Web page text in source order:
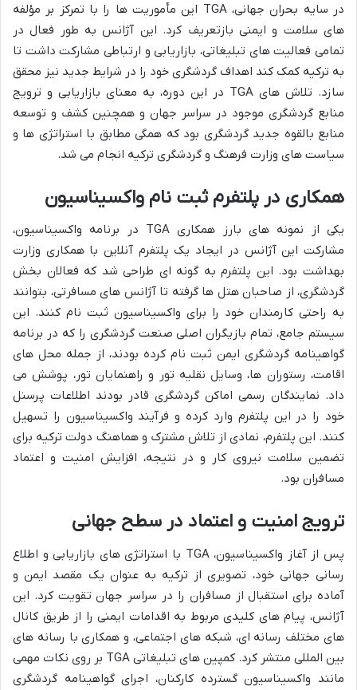
در سایه بحران جهانی، TGA این مأموریت ها را با تمرکز بر مؤلفه
های سلامت و ایمنی بازتعریف کرد. این آژانس به طور فعال در
تمامی فعالیت های تبلیغاتی، بازاریابی و ارتباطی مشارکت داشت تا
به ترکیه کمک کند اهداف گردشگری خود را در شرایط جدید نیز محقق
سازد. تلاش های TGA در این دوره، به معنای بازاریابی و ترویج
منابع گردشگری موجود در سراسر جهان و همچنین کشف و توسعه
منابع بالقوه جدید گردشگری بود که همگی مطابق با استراتژی ها و
سیاست های وزارت فرهنگ و گردشگری ترکیه انجام می شد.
همکاری در پلتفرم ثبت نام واکسیناسیون
یکی از نمونه های بارز همکاری TGA در برنامه واکسیناسیون،
مشارکت این آژانس در ایجاد یک پلتفرم آنلاین با همکاری وزارت
بهداشت بود. این پلتفرم به گونه ای طراحی شد که فعالان بخش
گردشگری، از صاحبان هتل ها گرفته تا آژانس های مسافرتی، بتوانند
به راحتی کارمندان خود را برای واکسیناسیون ثبت نام کنند. این
سیستم جامع، تمام بازیگران اصلی صنعت گردشگری را که در برنامه
گواهینامه گردشگری ایمن ثبت نام کرده بودند، از جمله محل های
اقامت، رستوران ها، وسایل نقلیه تور و راهنمایان تور، پوشش می
داد. نمایندگان رسمی اماکن گردشگری قادر بودند اطلاعات پرسنل
خود را در این پلتفرم وارد کرده و فرآیند واکسیناسیون را تسهیل
کنند. این پلتفرم، نمادی از تلاش مشترک و هماهنگ دولت ترکیه برای
تضمین سلامت نیروی کار و در نتیجه، افزایش امنیت و اعتماد
مسافران بود.
ترویج امنیت و اعتماد در سطح جهانی
پس از آغاز واکسیناسیون، TGA با استراتژی های بازاریابی و اطلاع
رسانی جهانی خود، تصویری از ترکیه به عنوان یک مقصد ایمن و
آماده برای استقبال از مسافران را در سراسر جهان تقویت کرد. این
آژانس، پیام های کلیدی مربوط به اقدامات ایمنی را از طریق کانال
های مختلف رسانه ای، شبکه های اجتماعی، و همکاری با رسانه های
بین المللی منتشر کرد. کمپین های تبلیغاتی TGA بر روی نکات مهمی
مانند واکسیناسیون گسترده کارکنان، اجرای گواهینامه گردشگری